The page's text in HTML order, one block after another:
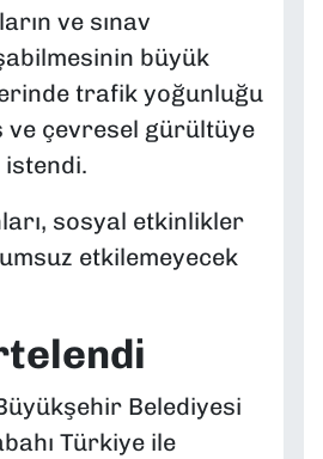
ve sınav
büyük
trafik yoğunluğu
ve çevresel gürültüye
istendi.
sosyal etkinlikler
etkilemeyecek
Belediyesi
Türkiye ile